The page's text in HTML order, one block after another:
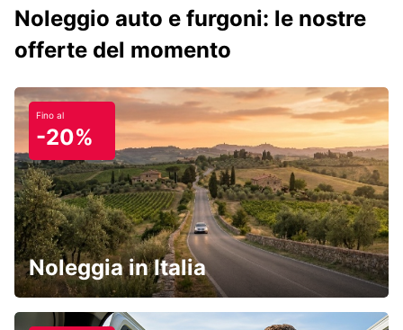
Noleggio auto e furgoni: le nostre
offerte del momento
Fino al
-20%
Noleggia in Italia